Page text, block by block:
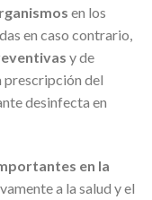
en los
en caso contrario,
y de
prescripción del
desinfecta en
en la
a la salud y el